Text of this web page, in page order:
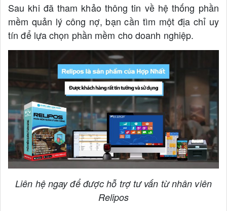
Sau khi đã tham khảo thông tin về hệ thống phần
mềm quản lý công nợ, bạn cần tìm một địa chỉ uy
tín để lựa chọn phần mềm cho doanh nghiệp.
Liên hệ ngay để được hỗ trợ tư vấn từ nhân viên
Relipos